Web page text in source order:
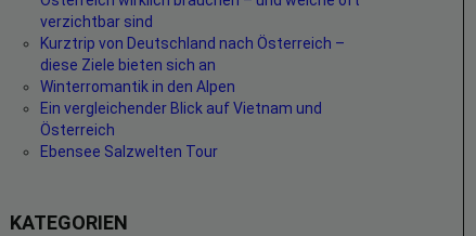
verzichtbar sind
Kurztrip von Deutschland nach Österreich –
diese Ziele bieten sich an
Winterromantik in den Alpen
Ein vergleichender Blick auf Vietnam und
Österreich
Ebensee Salzwelten Tour
KATEGORIEN